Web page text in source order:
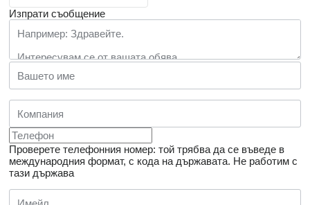
Изпрати съобщение
Проверете телефонния номер: той трябва да се въведе в
международния формат, с кода на държавата. Не работим с
тази държава